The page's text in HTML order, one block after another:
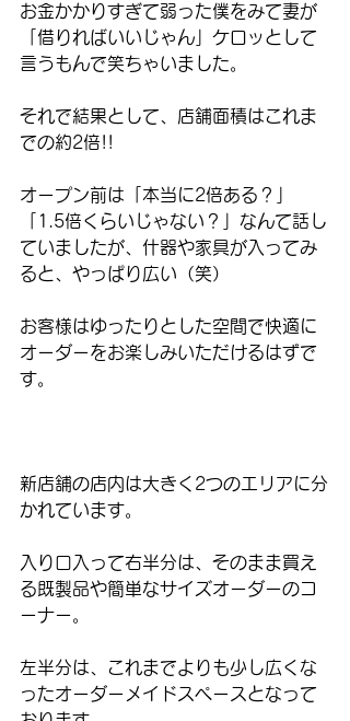
お金かかりすぎて弱った僕をみて妻が
「借りればいいじゃん」ケロッとして
言うもんで笑ちゃいました。
それで結果として、店舗面積はこれま
での約2倍!!
オープン前は「本当に2倍ある？」
「1.5倍くらいじゃない？」なんて話し
ていましたが、什器や家具が入ってみ
ると、やっぱり広い（笑）
お客様はゆったりとした空間で快適に
オーダーをお楽しみいただけるはずで
す。
新店舗の店内は大きく2つのエリアに分
かれています。
入り口入って右半分は、そのまま買え
る既製品や簡単なサイズオーダーのコ
ーナー。
左半分は、これまでよりも少し広くな
ったオーダーメイドスペースとなって